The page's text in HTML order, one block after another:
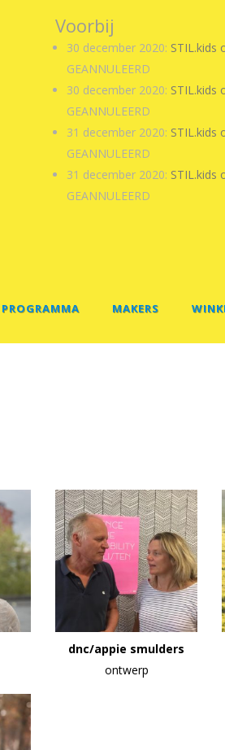
Voorbij
30 december 2020: STIL.kids
GEANNULEERD
30 december 2020: STIL.kids
GEANNULEERD
31 december 2020: STIL.kids
GEANNULEERD
31 december 2020: STIL.kids
GEANNULEERD
PROGRAMMA MAKERS
dnc/appie smulders
ontwerp